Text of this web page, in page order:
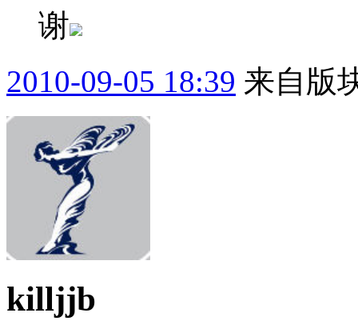
谢
2010-09-05 18:39 来自版
killjjb